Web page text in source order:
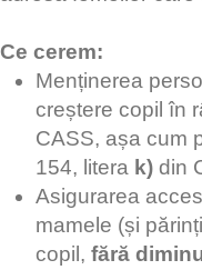
Ce cerem:
Menținerea
creștere copil în
CASS, așa cum
154, litera k) din
Asigurarea
mamele (și
copil, fără